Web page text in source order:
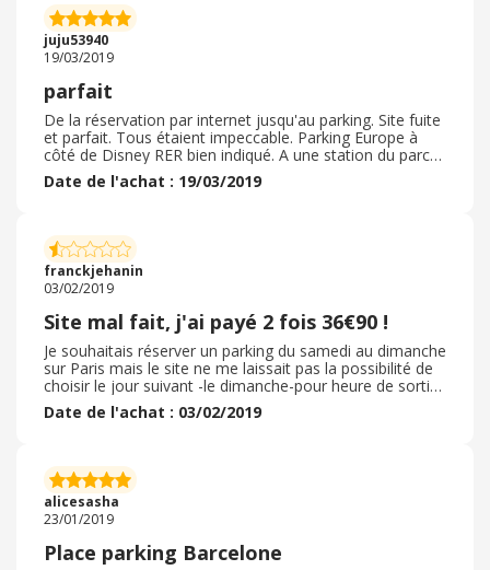
via Parclick non loin de notre lieu de villégiature. Pour
moins de 30€, la voiture est restée 3, 5 jours dans ce
parking surveillé. L'employé s'est montré très amical.
Nous sommes même arrivés avec 30 min d'avance sur
l'horaire prévu et nous n'avons rien payé de plus. Il faut
savoir qu'il s'agit des mêmes parking où tout à chacun
peut aller stationner. Nous avons pu voir les prix affichés
: jusqu'à 40€ / jour sur place ! Donc je conseille vraiment
de réserver votre place avant. Sur le site, vous avez la
possibilité de voir les parkings disponibles avec leurs
tarifs. Pour Porto par exemple, en hyper centre, c'est
juju53940
19/03/2019
parfait
De la réservation par internet jusqu'au parking. Site fuite
et parfait. Tous étaient impeccable. Parking Europe à
côté de Disney RER bien indiqué. A une station du parc
d’attraction Parking propre et bien signalé Personnels
sympathique. Tarif plus que parfait je recommande ce
le parking. Donc pour passer une journée à Disney pour
éviter de payer le parking du parc ont peu faire quelques
détour pour beaucoup moins cher.
Date de l'achat : 19/03/2019
franckjehanin
03/02/2019
Site mal fait, j'ai payé 2 fois 36€90 !
Je souhaitais réserver un parking du samedi au dimanche
sur Paris mais le site ne me laissait pas la possibilité de
choisir le jour suivant -le dimanche-pour heure de sortie;
cependant il indiquait qu'un dépassement d'horaire de
24h ne serait facturé que 8€. J'ai donc payé 36€90 sur le
étaient erronées sur le site Parclick et je souhaite
vivement qu'ils me contactent afin de trouver un
arrangement ! PS : Je pense qu'un site sérieux ne met
pas dans ces CGV qu'il n'est pas responsable des
éventuelles erreurs qu'il y a sur son site, non ! ?
Date de l'achat : 03/02/2019
alicesasha
23/01/2019
Place parking Barcelone